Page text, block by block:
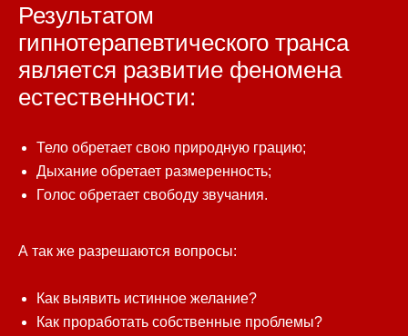
Результатом
гипнотерапевтического транса
является развитие феномена
естественности:
Тело обретает свою природную грацию;
Дыхание обретает размеренность;
Голос обретает свободу звучания.
А так же разрешаются вопросы:
Как выявить истинное желание?
Как проработать собственные проблемы?